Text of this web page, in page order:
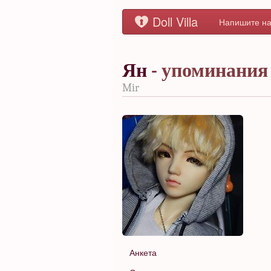
Doll Villa Напишите
Ян - упоминания
Mir
Анкета